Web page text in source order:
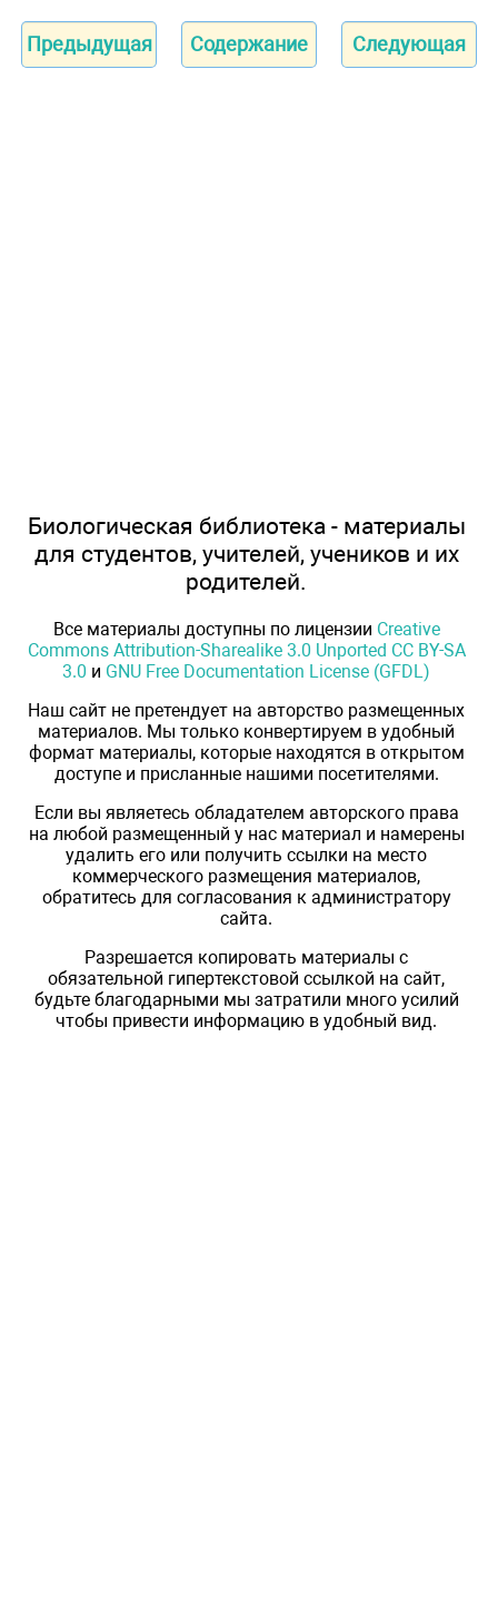
Предыдущая Содержание Следующая
Биологическая библиотека - материалы
для студентов, учителей, учеников и их
родителей.
Все материалы доступны по лицензии Creative
Commons Attribution-Sharealike 3.0 Unported CC BY-SA
3.0 и GNU Free Documentation License (GFDL)
Наш сайт не претендует на авторство размещенных
материалов. Мы только конвертируем в удобный
формат материалы, которые находятся в открытом
доступе и присланные нашими посетителями.
Если вы являетесь обладателем авторского права
на любой размещенный у нас материал и намерены
удалить его или получить ссылки на место
коммерческого размещения материалов,
обратитесь для согласования к администратору
сайта.
Разрешается копировать материалы с
обязательной гипертекстовой ссылкой на сайт,
будьте благодарными мы затратили много усилий
чтобы привести информацию в удобный вид.